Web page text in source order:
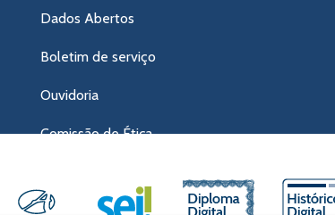
Dados Abertos
Boletim de serviço
Ouvidoria
Comissão de Ética